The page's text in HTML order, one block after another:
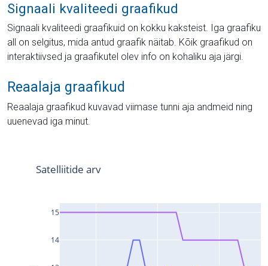
Signaali kvaliteedi graafikud
Signaali kvaliteedi graafikuid on kokku kaksteist. Iga graafiku
all on selgitus, mida antud graafik näitab. Kõik graafikud on
interaktiivsed ja graafikutel olev info on kohaliku aja järgi.
Reaalaja graafikud
Reaalaja graafikud kuvavad viimase tunni aja andmeid ning
uuenevad iga minut.